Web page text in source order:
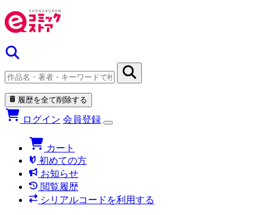
履歴を全て削除する
ログイン 会員登録
カート
初めての方
お知らせ
閲覧履歴
シリアルコードを利用する